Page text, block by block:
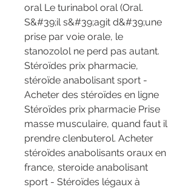
oral Le turinabol oral (Oral.
S&#39;il s&#39;agit d&#39;une
prise par voie orale, le
stanozolol ne perd pas autant.
Stéroïdes prix pharmacie,
stéroïde anabolisant sport -
Acheter des stéroïdes en ligne
Stéroïdes prix pharmacie Prise
masse musculaire, quand faut il
prendre clenbuterol. Acheter
stéroïdes anabolisants oraux en
france, steroide anabolisant
sport - Stéroïdes légaux à